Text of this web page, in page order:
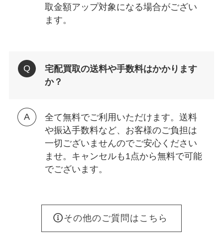
取金額アップ対象になる場合がござい
ます。
宅配買取の送料や手数料はかかります
か？
全て無料でご利用いただけます。送料
や振込手数料など、お客様のご負担は
一切ございませんのでご安心ください
ませ。キャンセルも1点から無料で可能
でございます。
その他のご質問はこちら